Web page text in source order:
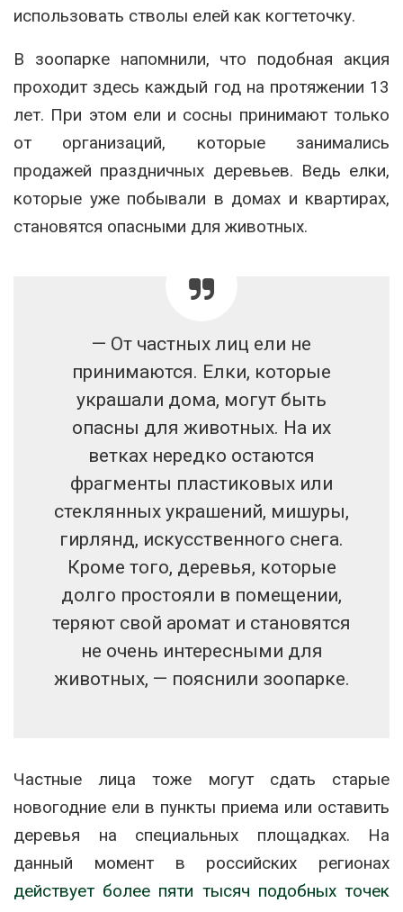
использовать стволы елей как когтеточку.
В зоопарке напомнили, что подобная акция
проходит здесь каждый год на протяжении 13
лет. При этом ели и сосны принимают только
от организаций, которые занимались
продажей праздничных деревьев. Ведь елки,
которые уже побывали в домах и квартирах,
становятся опасными для животных.
— От частных лиц ели не
принимаются. Елки, которые
украшали дома, могут быть
опасны для животных. На их
ветках нередко остаются
фрагменты пластиковых или
стеклянных украшений, мишуры,
гирлянд, искусственного снега.
Кроме того, деревья, которые
долго простояли в помещении,
теряют свой аромат и становятся
не очень интересными для
животных, — пояснили зоопарке.
Частные лица тоже могут сдать старые
новогодние ели в пункты приема или оставить
деревья на специальных площадках. На
данный момент в российских регионах
действует более пяти тысяч подобных точек